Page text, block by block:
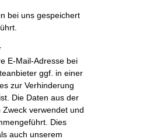
bei uns gespeichert
E-Mail-Adresse bei
ggf. in einer
zur Verhinderung
Die Daten aus der
verwendet und
Dies
auch unserem